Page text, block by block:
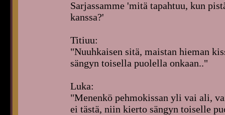
Sarjassamme 'mitä tapahtuu, kun
kanssa?'
Titiuu:
"Nuuhkaisen sitä, maistan hieman
sängyn toisella puolella onkaan.."
Luka:
"Menenkö pehmokissan yli vai ali,
ei tästä, niin kierto sängyn toiselle